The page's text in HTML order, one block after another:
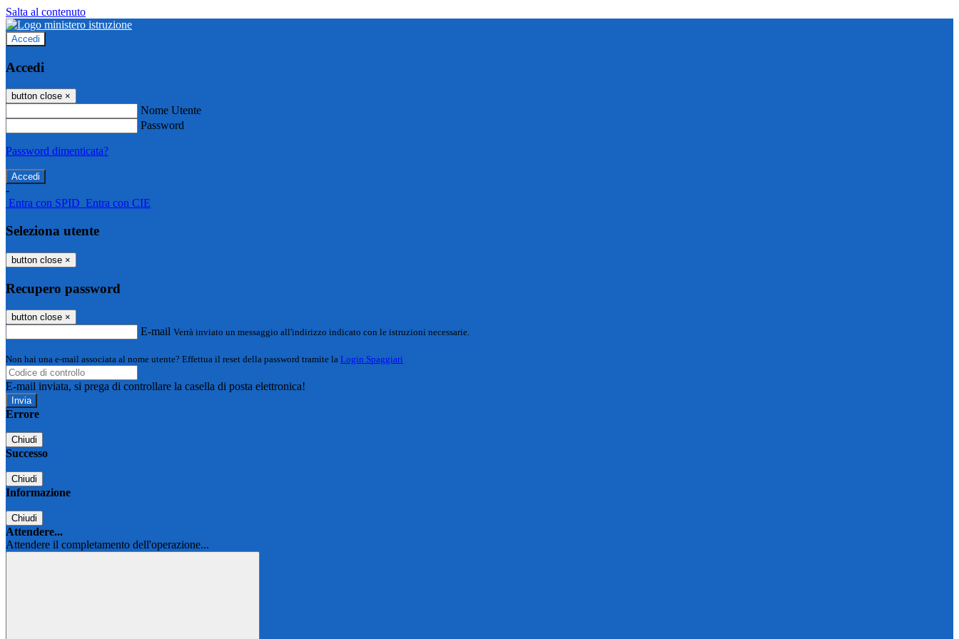
Salta al contenuto
Accedi
Accedi
button close ×
Nome Utente
Password
Password dimenticata?
-
Entra con SPID Entra con CIE
Seleziona utente
button close ×
Recupero password
button close ×
E-mail Verrà inviato un messaggio all'indirizzo indicato con le istruzioni necessarie.
Non hai una e-mail associata al nome utente? Effettua il reset della password tramite la Login Spaggiari
E-mail inviata, si prega di controllare la casella di posta elettronica!
Errore
Chiudi
Successo
Chiudi
Informazione
Chiudi
Attendere...
Attendere il completamento dell'operazione...